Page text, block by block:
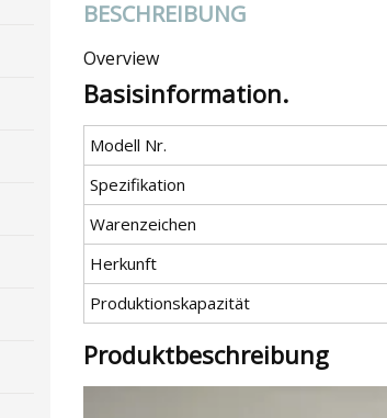
BESCHREIBUNG
Overview
Basisinformation.
Modell Nr.
Spezifikation
Warenzeichen
Herkunft
Produktionskapazität
Produktbeschreibung